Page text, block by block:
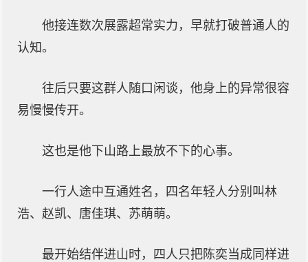
他接连数次展露超常实力，早就打破普通人的
认知。
往后只要这群人随口闲谈，他身上的异常很容
易慢慢传开。
这也是他下山路上最放不下的心事。
一行人途中互通姓名，四名年轻人分别叫林
浩、赵凯、唐佳琪、苏萌萌。
最开始结伴进山时，四人只把陈奕当成同样进